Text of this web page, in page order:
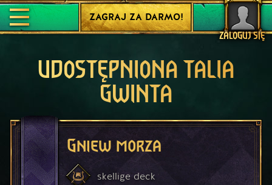
ZALOGUJ SIĘ
ZAGRAJ ZA DARMO!
UDOSTĘPNIONA TALIA
GWINTA
Gniew morza
skellige deck